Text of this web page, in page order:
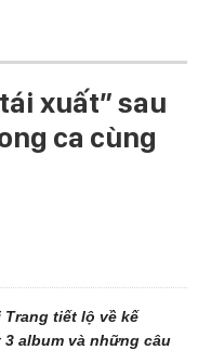
xuất” sau
ca cùng
Trang tiết lộ về kế
3 album và những câu